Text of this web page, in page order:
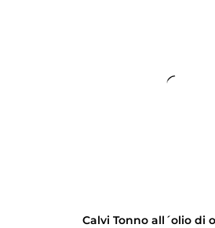
Calvi Tonno all´olio di